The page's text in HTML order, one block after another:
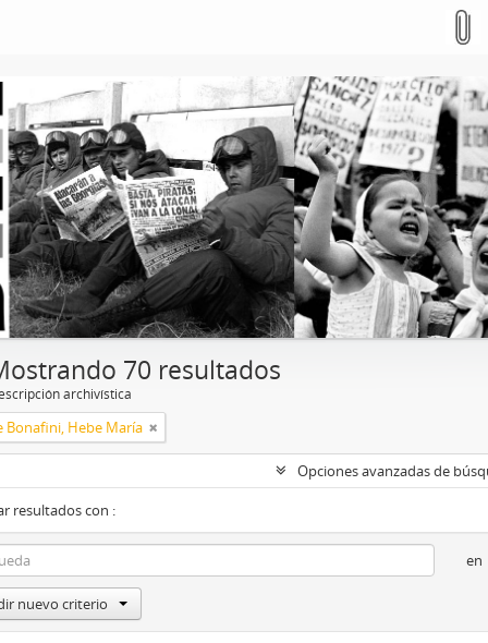
70 resultados
archivística
Bonafini, Hebe María
Opciones avanzadas de
resultados con :
en
nuevo criterio